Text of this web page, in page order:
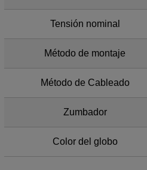
Tensión nominal
Método de montaje
Método de Cableado
Zumbador
Color del globo